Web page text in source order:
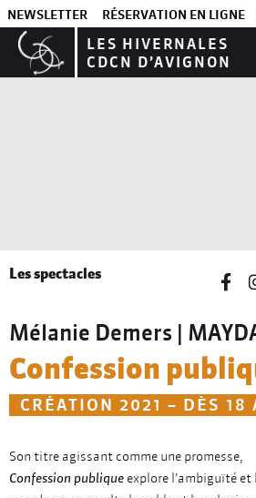
NEWSLETTER RÉSERVATION EN LIGNE
LES HIVERNALES
CDCN D’AVIGNON
Les spectacles
Mélanie Demers |
Confession
CRÉATION 2021 – DÈS 18
Son titre agissant comme une promesse,
Confession publique explore l’ambiguïté et